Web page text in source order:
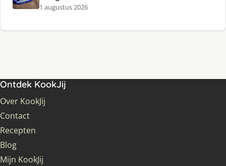
1 augustus 2026
Ontdek KookJij
Over KookJij
Contact
Recepten
Blog
Mijn KookJij